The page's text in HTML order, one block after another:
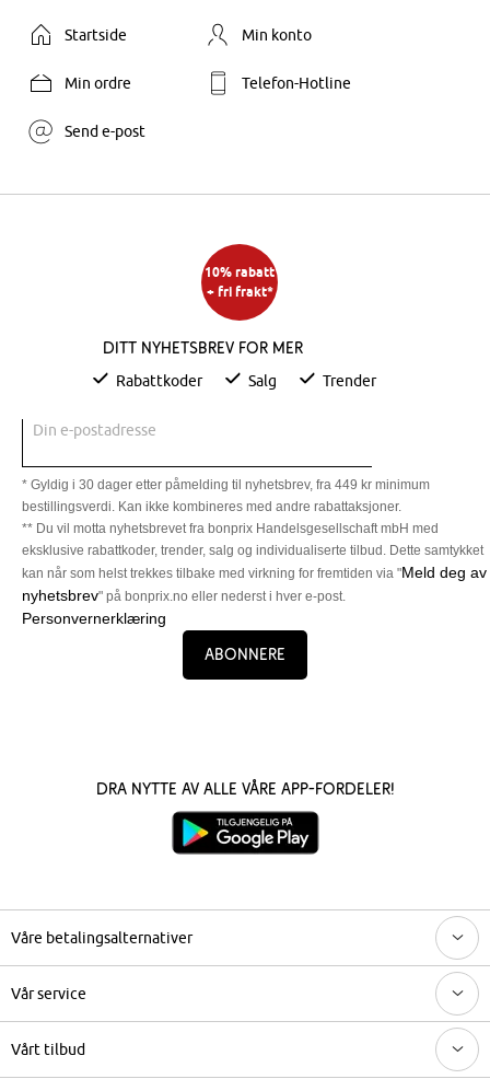
Startside Min konto
Min ordre Telefon-Hotline
Send e-post
10% rabatt
+ fri frakt*
Ditt nyhetsbrev for mer
Rabattkoder Salg Trender
Din e-postadresse
* Gyldig i 30 dager etter påmelding til nyhetsbrev, fra 449 kr minimum
bestillingsverdi. Kan ikke kombineres med andre rabattaksjoner.
** Du vil motta nyhetsbrevet fra bonprix Handelsgesellschaft mbH med
eksklusive rabattkoder, trender, salg og individualiserte tilbud. Dette samtykket
kan når som helst trekkes tilbake med virkning for fremtiden via "Meld deg av
nyhetsbrev" på bonprix.no eller nederst i hver e-post.
Personvernerklæring
Abonnere
Dra nytte av alle våre app-fordeler!
Våre betalingsalternativer
Vår service
Vårt tilbud